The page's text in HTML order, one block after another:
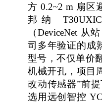
方 0.2~2 m 扇
邦纳
（DeviceNet
司多年验证的成
型号，不仅单价
机械开孔，项目
改动传感器”前
选用远创智控